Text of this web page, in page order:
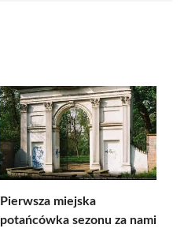
Pierwsza miejska
potańcówka sezonu za nami